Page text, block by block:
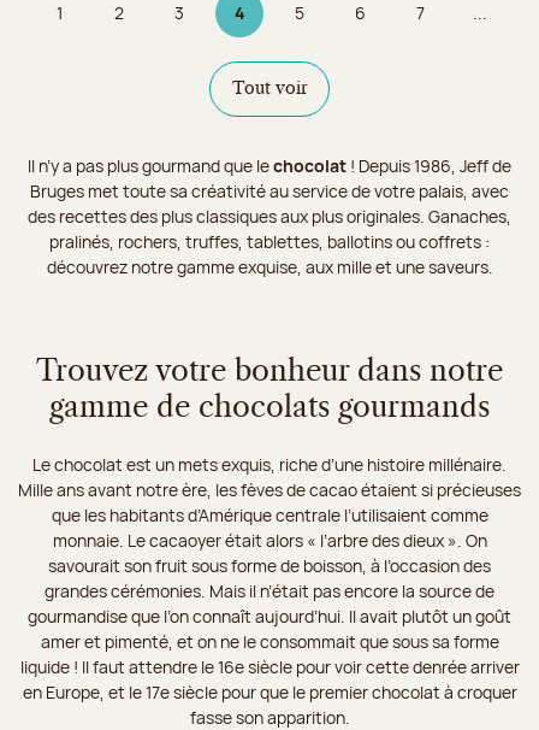
Page
1 Page
2 Page
3 4Page 4 sur 9
Page
5 Page
6 Page
7 ...
Tout voir
Il n’y a pas plus gourmand que lechocolat ! Depuis 1986, Jeff de
Bruges met toute sa créativité au service de votre palais, avec
des recettes des plus classiques aux plus originales. Ganaches,
pralinés, rochers, truffes, tablettes, ballotins ou coffrets :
découvrez notre gamme exquise, aux mille et une saveurs.
Trouvez votre bonheur dans notre
gamme de chocolats gourmands
Le chocolat est un mets exquis, riche d’une histoire millénaire.
Mille ans avant notre ère, les fèves de cacao étaient si précieuses
que les habitants d’Amérique centrale l’utilisaient comme
monnaie. Le cacaoyer était alors « l’arbre des dieux ». On
savourait son fruit sous forme de boisson, à l’occasion des
grandes cérémonies. Mais il n’était pas encore la source de
gourmandise que l’on connaît aujourd’hui. Il avait plutôt un goût
amer et pimenté, et on ne le consommait que sous sa forme
liquide ! Il faut attendre le 16e siècle pour voir cette denrée arriver
en Europe, et le 17e siècle pour que le premier chocolat à croquer
fasse son apparition.